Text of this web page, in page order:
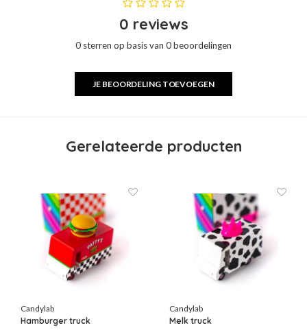
0 reviews
0 sterren op basis van 0 beoordelingen
JE BEOORDELING TOEVOEGEN
Gerelateerde producten
Candylab
Hamburger truck
Candylab
Melk truck